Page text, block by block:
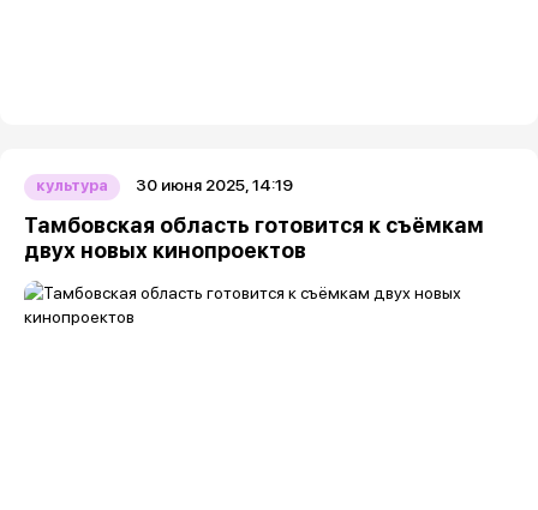
культура 30 июня 2025, 14:19
Тамбовская область готовится к съёмкам
двух новых кинопроектов